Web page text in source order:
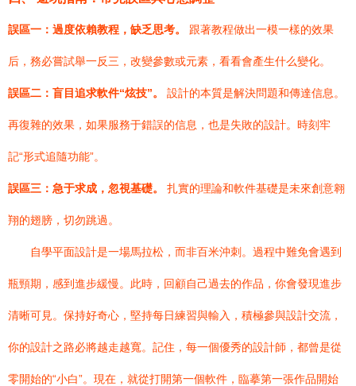
誤區一：過度依賴教程，缺乏思考。 跟著教程做出一模一樣的效果
后，務必嘗試舉一反三，改變參數或元素，看看會產生什么變化。
誤區二：盲目追求軟件“炫技”。 設計的本質是解決問題和傳達信息。
再復雜的效果，如果服務于錯誤的信息，也是失敗的設計。時刻牢
記“形式追隨功能”。
誤區三：急于求成，忽視基礎。 扎實的理論和軟件基礎是未來創意翱
翔的翅膀，切勿跳過。
自學平面設計是一場馬拉松，而非百米沖刺。過程中難免會遇到
瓶頸期，感到進步緩慢。此時，回顧自己過去的作品，你會發現進步
清晰可見。保持好奇心，堅持每日練習與輸入，積極參與設計交流，
你的設計之路必將越走越寬。記住，每一個優秀的設計師，都曾是從
零開始的“小白”。現在，就從打開第一個軟件，臨摹第一張作品開始